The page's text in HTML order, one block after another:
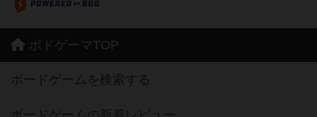
ボドゲーマTOP
ボードゲームを検索する